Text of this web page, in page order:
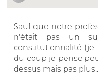
Sauf que notre
n'était pas un
constitutionnalité (je
du coup je pense
dessus mais pas plus....